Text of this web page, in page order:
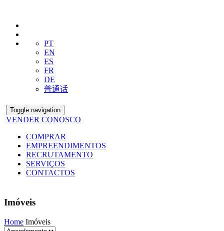
PT
EN
ES
FR
DE
普通话
Toggle navigation
VENDER CONOSCO
COMPRAR
EMPREENDIMENTOS
RECRUTAMENTO
SERVIÇOS
CONTACTOS
Imóveis
Home Imóveis